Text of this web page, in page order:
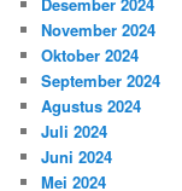
November 2024
Oktober 2024
September 2024
Agustus 2024
Juli 2024
Juni 2024
Mei 2024